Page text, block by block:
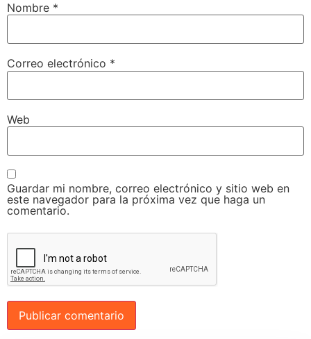
Nombre *
Correo electrónico *
Web
Guardar mi nombre, correo electrónico y sitio web en
este navegador para la próxima vez que haga un
comentario.